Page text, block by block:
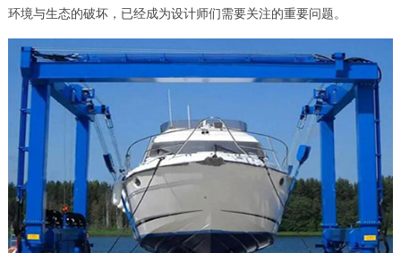
环境与生态的破坏，已经成为设计师们需要关注的重要问题。